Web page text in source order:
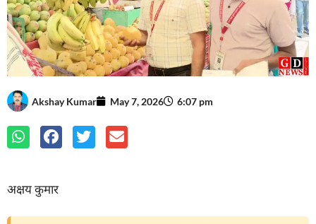
Akshay Kumar May 7, 2026 6:07 pm
अक्षय कुमार